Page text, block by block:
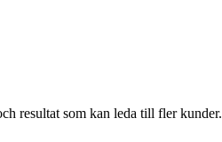
resultat som kan leda till fler kunder.